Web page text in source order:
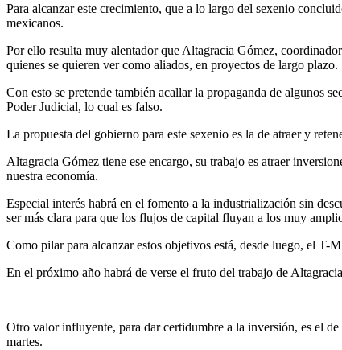
Para alcanzar este crecimiento, que a lo largo del sexenio
mexicanos.
Por ello resulta muy alentador que Altagracia Gómez,
quienes se quieren ver como aliados, en proyectos de largo plazo.
Con esto se pretende también acallar la propaganda de algunos
Poder Judicial, lo cual es falso.
La propuesta del gobierno para este sexenio es la de atraer y
Altagracia Gómez tiene ese encargo, su trabajo es atraer
nuestra economía.
Especial interés habrá en el fomento a la industrialización sin
ser más clara para que los flujos de capital fluyan a los muy
Como pilar para alcanzar estos objetivos está, desde luego, el
En el próximo año habrá de verse el fruto del trabajo de
Otro valor influyente, para dar certidumbre a la inversión, es el
martes.